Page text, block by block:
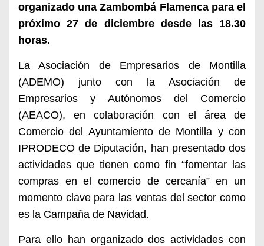
organizado una Zambombá Flamenca para el
próximo 27 de diciembre desde las 18.30
horas.
La Asociación de Empresarios de Montilla
(ADEMO) junto con la Asociación de
Empresarios y Autónomos del Comercio
(AEACO), en colaboración con el área de
Comercio del Ayuntamiento de Montilla y con
IPRODECO de Diputación, han presentado dos
actividades que tienen como fin “fomentar las
compras en el comercio de cercanía” en un
momento clave para las ventas del sector como
es la Campaña de Navidad.
Para ello han organizado dos actividades con